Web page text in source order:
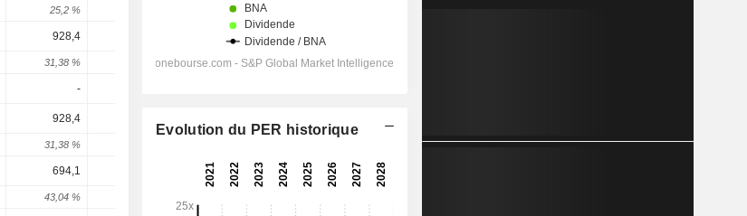
25,2 % 42,81 %
928,4 1 332 1 454
31,38 % -6,17 % 52,96 % 9,08 % -26,8 %
-
928,4
31,38 %
694,1 997,4 1 145 1 272
43,04 %
Evolution du PER historique